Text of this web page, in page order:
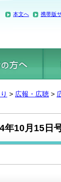
本文へ 携帯版
> 広報・広聴 >
10月15日号